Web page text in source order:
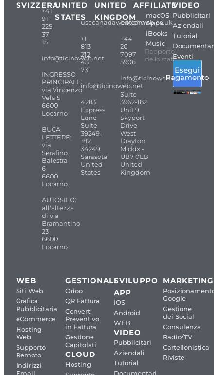
SVIZZERA
+41
91
225
37
15
info@ticinoweb.net
INGRESSO
PRINCIPALE:
via Vincenzo
Vela 5
6600
Locarno
BUCA
LETTERE:
via
Serafino
Balestra
6
6600
Locarno
AUTOSILO:
all'altezza
di via
Bramantino
23
6600
Locarno
UNITED
STATES
usacanadaweb.com
+1
813
212
43
73
info@ticinoweb.net
4283
Express
Lane
Suite
39249-
182
34249
Sarasota
United
States
UNITED
KINGDOM
britishweb.co.uk
+44
20
7097
5906
info@ticinoweb.net
Suite
3962-182
Unit 9,
Skyport
Drive
West
Drayton
Middx -
UB7 0LB
United
Kingdom
AFFILIATE
macOS
Apps
iBooks
Music
Rapporto
dello staff
VIDEO
Pubblicitari
Aziendali
Tutorial
Documentari
Eventi
Esegui
Pagamento
WEB
Siti Web
Grafica
Pubblicitaria
eCommerce
Hosting
Web
Supporto
Remoto
Indirizzi
Email
GESTIONALI
Odoo
QR Fattura
Converti
Preventivo
in Fattura
Gestione
Capitolati
CLOUD
Hosting
SVILUPPO
APP
iOS
Android
WEB
VIDEO
Pubblicitari
Aziendali
Tutorial
Documentari
MARKETING
Posizionamento
Google
Gestione
dei Social
Consulenza
Radio/TV
Cartellonistica
Riviste